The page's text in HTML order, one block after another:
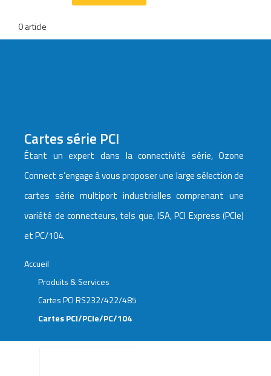
0 article
Cartes série PCI
Étant un expert dans la connectivité série, Ozone
Connect s’engage à vous proposer une large sélection de
cartes série multiport industrielles comprenant une
variété de connecteurs, tels que, ISA, PCI Express (PCIe)
et PC/104.
Accueil
Produits & Services
Cartes PCI RS232/422/485
Cartes PCI/PCIe/PC/104